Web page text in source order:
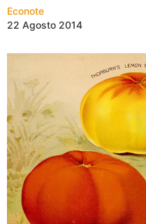
Econote
22 Agosto 2014